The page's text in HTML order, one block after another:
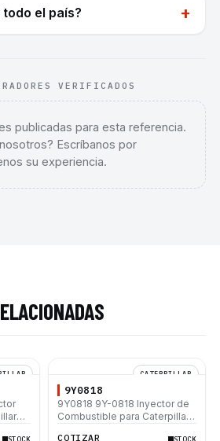
el país? +
VERIFICADOS
publicadas para esta referencia.
Escríbanos por
su experiencia.
STOCK
CATERPILLAR
9Y0818
9Y0818 9Y-0818 Inyector de
Combustible para Caterpillar
COTIZAR STOCK